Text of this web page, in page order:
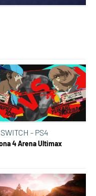
- PS4
4 Arena Ultimax